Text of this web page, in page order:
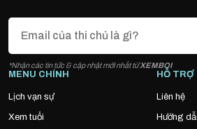
*Nhận các tin tức & cập nhật mới nhất từXEMBOI
MENU CHÍNH
Lịch vạn sự
Xem tuổi
HỖ TRỢ
Liên hệ
Hướng